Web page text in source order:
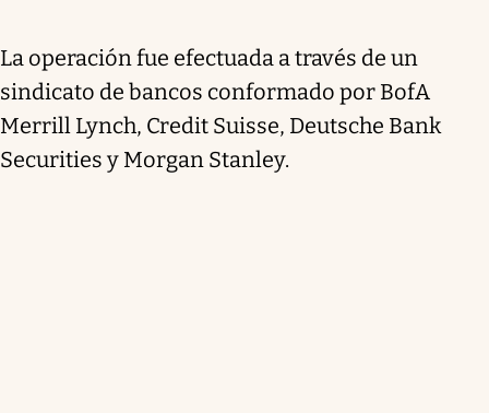
La operación fue efectuada a través de un
sindicato de bancos conformado por BofA
Merrill Lynch, Credit Suisse, Deutsche Bank
Securities y Morgan Stanley.